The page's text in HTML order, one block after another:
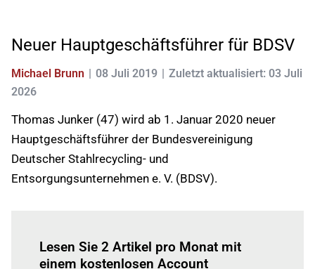
Neuer Hauptgeschäftsführer für BDSV
Michael Brunn 08 Juli 2019
Zuletzt aktualisiert: 03 Juli
2026
Thomas Junker (47) wird ab 1. Januar 2020 neuer
Hauptgeschäftsführer der Bundesvereinigung
Deutscher Stahlrecycling- und
Entsorgungsunternehmen e. V. (BDSV).
Lesen Sie 2 Artikel pro Monat mit
einem kostenlosen Account